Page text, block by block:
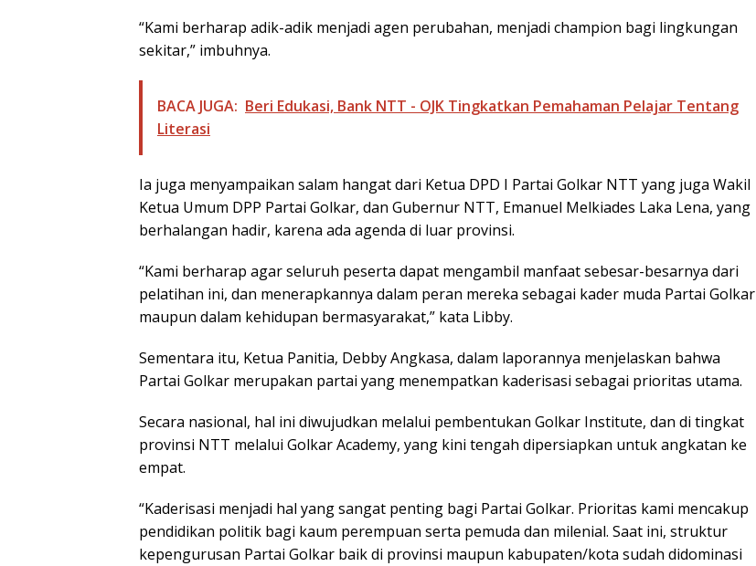
“Kami berharap adik-adik menjadi agen perubahan, menjadi champion bagi lingkungan
sekitar,” imbuhnya.
BACA JUGA: Beri Edukasi, Bank NTT - OJK Tingkatkan Pemahaman Pelajar Tentang
Literasi
Ia juga menyampaikan salam hangat dari Ketua DPD I Partai Golkar NTT yang juga Wakil
Ketua Umum DPP Partai Golkar, dan Gubernur NTT, Emanuel Melkiades Laka Lena, yang
berhalangan hadir, karena ada agenda di luar provinsi.
“Kami berharap agar seluruh peserta dapat mengambil manfaat sebesar-besarnya dari
pelatihan ini, dan menerapkannya dalam peran mereka sebagai kader muda Partai Golkar
maupun dalam kehidupan bermasyarakat,” kata Libby.
Sementara itu, Ketua Panitia, Debby Angkasa, dalam laporannya menjelaskan bahwa
Partai Golkar merupakan partai yang menempatkan kaderisasi sebagai prioritas utama.
Secara nasional, hal ini diwujudkan melalui pembentukan Golkar Institute, dan di tingkat
provinsi NTT melalui Golkar Academy, yang kini tengah dipersiapkan untuk angkatan ke
empat.
“Kaderisasi menjadi hal yang sangat penting bagi Partai Golkar. Prioritas kami mencakup
pendidikan politik bagi kaum perempuan serta pemuda dan milenial. Saat ini, struktur
kepengurusan Partai Golkar baik di provinsi maupun kabupaten/kota sudah didominasi